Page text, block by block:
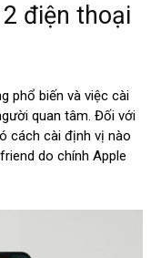
điện thoại
phổ biến và việc cài
quan tâm. Đối với
cách cài định vị nào
do chính Apple